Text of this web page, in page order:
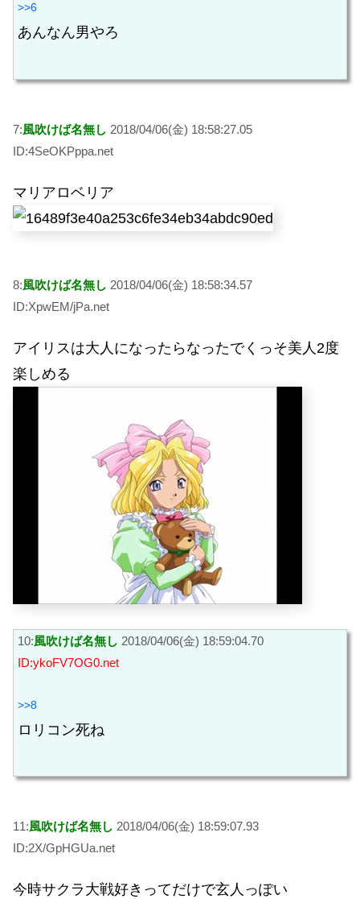
>>6
あんなん男やろ
7:風吹けば名無し 2018/04/06(金) 18:58:27.05
ID:4SeOKPppa.net
マリアロベリア
8:風吹けば名無し 2018/04/06(金) 18:58:34.57
ID:XpwEM/jPa.net
アイリスは大人になったらなったでくっそ美人2度
楽しめる
10:風吹けば名無し 2018/04/06(金) 18:59:04.70
ID:ykoFV7OG0.net
>>8
ロリコン死ね
11:風吹けば名無し 2018/04/06(金) 18:59:07.93
ID:2X/GpHGUa.net
今時サクラ大戦好きってだけで玄人っぽい